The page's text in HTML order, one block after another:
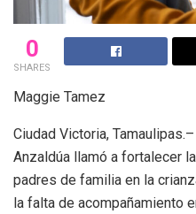
0
SHARES
Maggie Tamez
Ciudad Victoria,
Anzaldúa llamó a fortalecer
padres de familia en la
la falta de acompañamiento